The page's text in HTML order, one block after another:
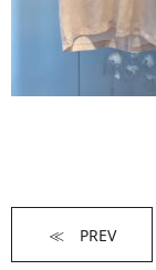
≪ PREV